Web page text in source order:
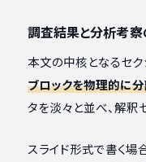
調査結果と分析考
本文の中核となるセク
ブロックを物理的に
タを淡々と並べ、解釈
スライド形式で書く